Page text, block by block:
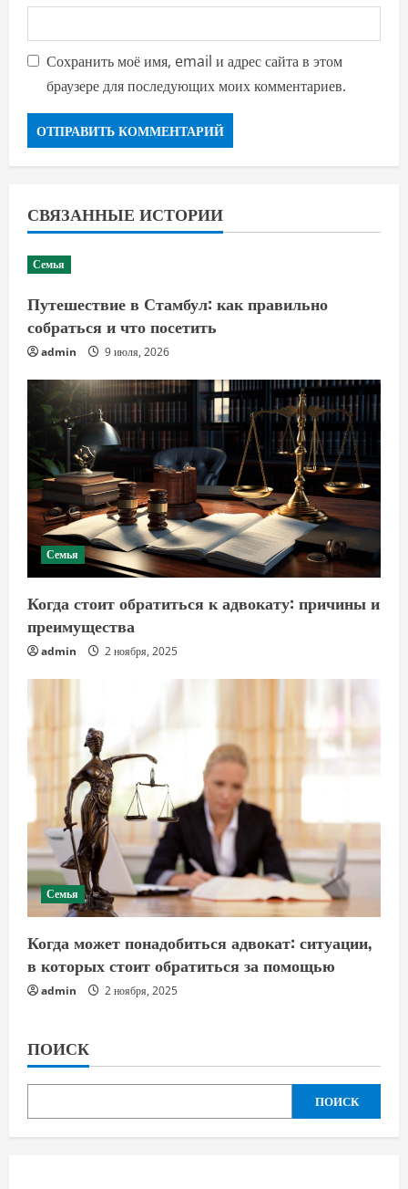
Сохранить моё имя, email и адрес сайта в этом
браузере для последующих моих комментариев.
СВЯЗАННЫЕ ИСТОРИИ
Семья
Путешествие в Стамбул: как правильно
собраться и что посетить
admin 9 июля, 2026
Семья
Когда стоит обратиться к адвокату: причины и
преимущества
admin 2 ноября, 2025
Семья
Когда может понадобиться адвокат: ситуации,
в которых стоит обратиться за помощью
admin 2 ноября, 2025
ПОИСК
ПОИСК